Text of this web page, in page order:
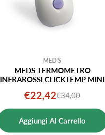
MED'S
MEDS TERMOMETRO
INFRAROSSI CLICKTEMP MINI
Prezzo
di
vendita
€22,42Prezzo
normale
€34,00
Aggiungi Al Carrello